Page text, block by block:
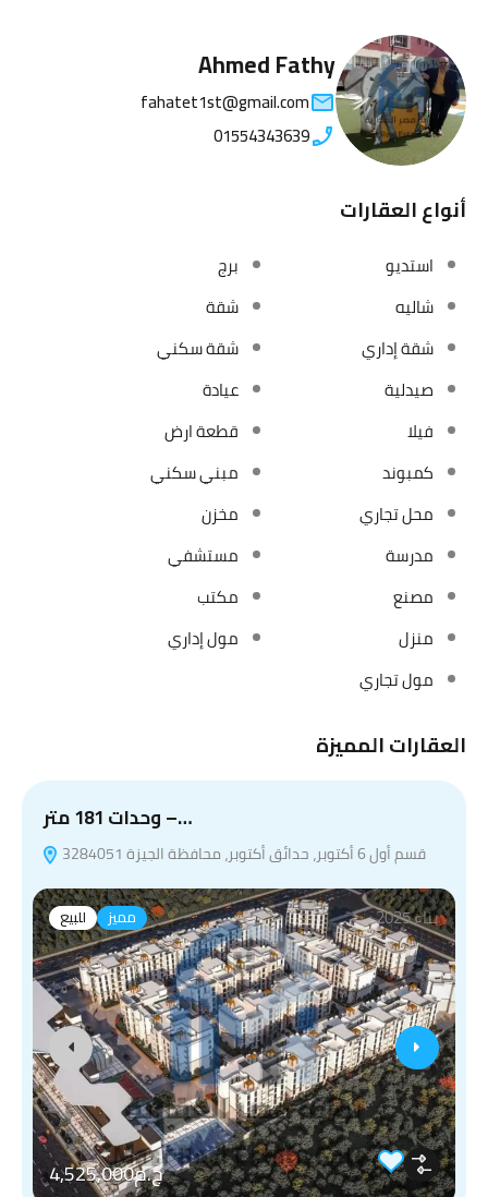
Ahmed Fathy
fahatet1st@gmail.com
01554343639
أنواع العقارات
استديو
برج
شاليه
شقة
شقة إداري
شقة سكني
صيدلية
عيادة
فيلا
قطعة ارض
كمبوند
مبني سكني
محل تجاري
مخزن
مدرسة
مستشفي
مصنع
مكتب
منزل
مول إداري
مول تجاري
العقارات المميزة
وحدات 181 متر –…
قسم أول 6 أكتوبر، حدائق أكتوبر، محافظة الجيزة 3284051
للبيع مميز بناء 2025
ج.م4,525,000